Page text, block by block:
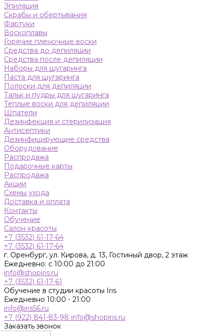
Эпиляция
Скрабы и обертывания
Фартуки
Воскоплавы
Горячие пленочные воски
Средства до депиляции
Средства после депиляции
Наборы для шугаринга
Паста для шугаринга
Полоски для депиляции
Тальк и пудры для шугаринга
Теплые воски для депиляции
Шпатели
Дезинфекция и стерилизация
Антисептики
Дезинфицирующие средства
Оборудование
Распродажа
Подарочные карты
Распродажа
Акции
Схемы ухода
Доставка и оплата
Контакты
Обучение
Салон красоты
+7 (3532) 61-17-64
+7 (3532) 61-17-64
г. Оренбург, ул. Кирова, д. 13, Гостиный двор, 2 этаж
Ежедневно: с 10:00 до 21:00
info@shopiris.ru
+7 (3532) 61-17-61
Обучение в студии красоты Iris
Ежедневно 10:00 - 21:00
info@iris56.ru
+7 (922) 841-83-98 info@shopiris.ru
Заказать звонок